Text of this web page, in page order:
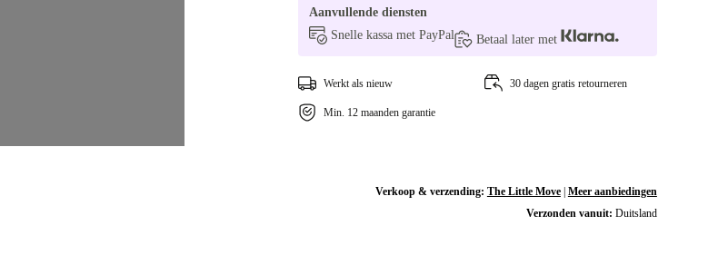
Aanvullende diensten
Snelle kassa met PayPal
Betaal later met
Werkt als nieuw 30 dagen gratis retourneren
Min. 12 maanden garantie
Verkoop & verzending: The Little Move| Meer aanbiedingen
Verzonden vanuit: Duitsland